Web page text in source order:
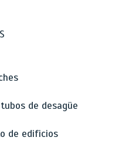
de desagüe
de edificios